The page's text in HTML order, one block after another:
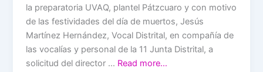
la preparatoria UVAQ, plantel Pátzcuaro y con motivo
de las festividades del día de muertos, Jesús
Martínez Hernández, Vocal Distrital, en compañía de
las vocalías y personal de la 11 Junta Distrital, a
solicitud del director … Read more…